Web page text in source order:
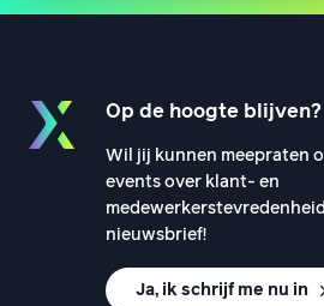
Op de hoogte blijven?
Wil jij kunnen meepraten
events over klant- en
nieuwsbrief!
Ja, ik schrijf me nu in